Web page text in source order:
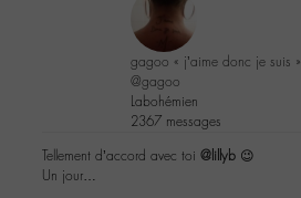
gagoo « j’aime donc je suis »
@gagoo
Labohémien
2367 messages
Tellement d’accord avec toi @lillyb 😉
Un jour…